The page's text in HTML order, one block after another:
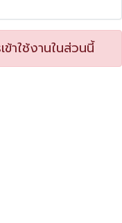
าใช้งานในส่วนนี้